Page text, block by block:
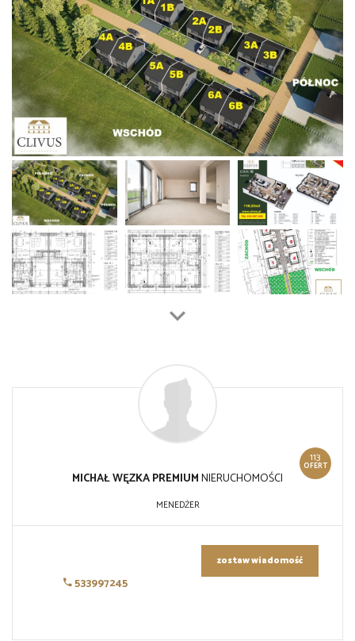
113
OFERT
MICHAŁ WĘZKA PREMIUMNIERUCHOMOŚCI
MENEDŻER
533997245
zostaw wiadomość